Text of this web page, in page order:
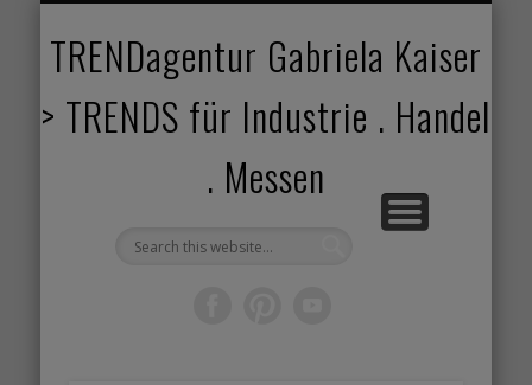
TRENDagentur Gabriela Kaiser
> TRENDS für Industrie . Handel
. Messen